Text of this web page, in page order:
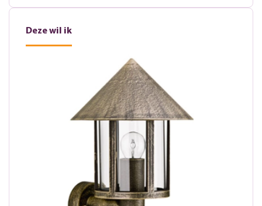
Deze wil ik